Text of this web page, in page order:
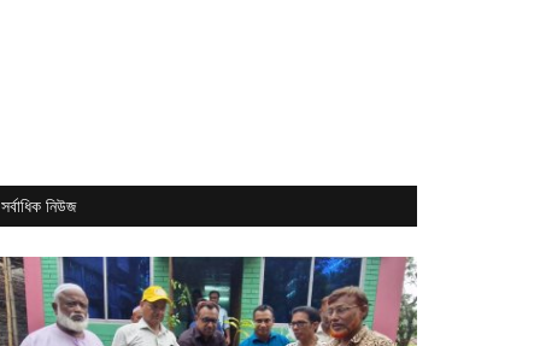
মহিলা হাসপাতাল ভিসা • 🛵 ডেলিভারি রাইডার • 🏨 হোটেল জব ভিসা • 👩 খাদ্দামা ভিসা •
সর্বাধিক নিউজ